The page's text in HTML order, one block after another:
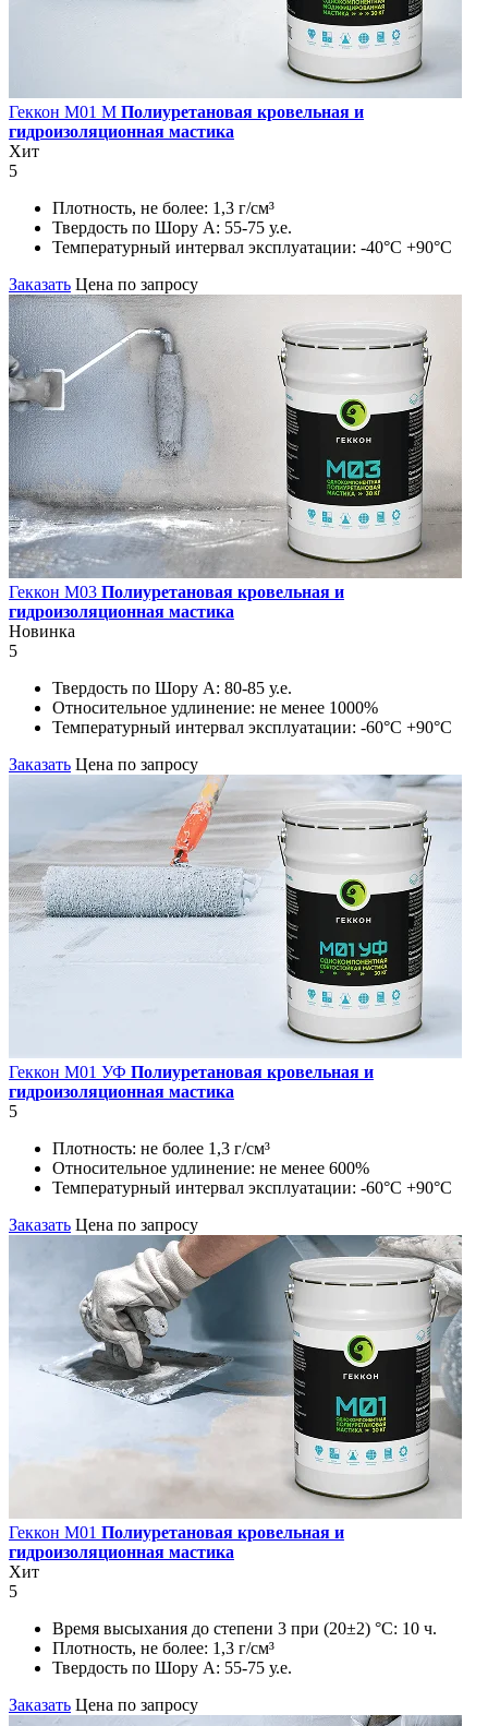
Геккон М01 М Полиуретановая кровельная и
гидроизоляционная мастика
Хит
5
Плотность, не более: 1,3 г/см³
Твердость по Шору А: 55-75 у.е.
Температурный интервал эксплуатации: -40°С +90°С
Заказать Цена по запросу
Геккон М03 Полиуретановая кровельная и
гидроизоляционная мастика
Новинка
5
Твердость по Шору А: 80-85 у.е.
Относительное удлинение: не менее 1000%
Температурный интервал эксплуатации: -60°С +90°С
Заказать Цена по запросу
Геккон М01 УФ Полиуретановая кровельная и
гидроизоляционная мастика
5
Плотность: не более 1,3 г/см³
Относительное удлинение: не менее 600%
Температурный интервал эксплуатации: -60°С +90°С
Заказать Цена по запросу
Геккон М01 Полиуретановая кровельная и
гидроизоляционная мастика
Хит
5
Время высыхания до степени 3 при (20±2) °С: 10 ч.
Плотность, не более: 1,3 г/см³
Твердость по Шору А: 55-75 у.е.
Заказать Цена по запросу